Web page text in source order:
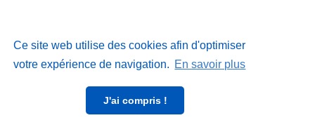
Ce site web utilise des cookies afin d'optimiser
votre expérience de navigation. En savoir plus
J'ai compris !